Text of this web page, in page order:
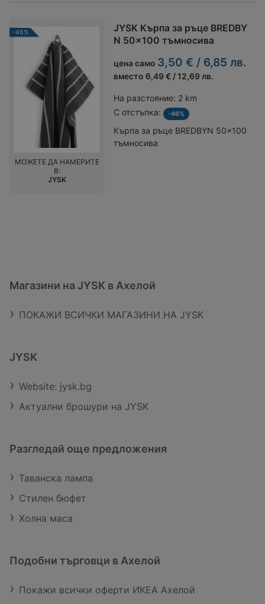
-46%
JYSK Кърпа за ръце BREDBY
N 50x100 тъмносива
цена само 3,50 € / 6,85 лв.
вместо 6,49 € / 12,69 лв.
На разстояние: 2 km
С отстъпка:
-46%
Кърпа за ръце BREDBYN 50x100
тъмносива
МОЖЕТЕ ДА НАМЕРИТЕ
В:
JYSK
Магазини на JYSK в Ахелой
ПОКАЖИ ВСИЧКИ МАГАЗИНИ НА JYSK
JYSK
Website: jysk.bg
Актуални брошури на JYSK
Разгледай още предложения
Таванска лампа
Стилен бюфет
Холна маса
Подобни търговци в Ахелой
Покажи всички оферти ИКЕА Ахелой